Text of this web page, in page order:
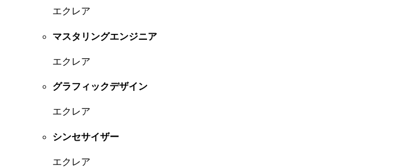
エクレア
マスタリングエンジニア
エクレア
グラフィックデザイン
エクレア
シンセサイザー
エクレア